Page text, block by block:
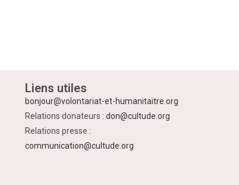
Liens utiles
bonjour@volontariat-et-humanitaitre.org
Relations donateurs : don@cultude.org
Relations presse :
communication@cultude.org